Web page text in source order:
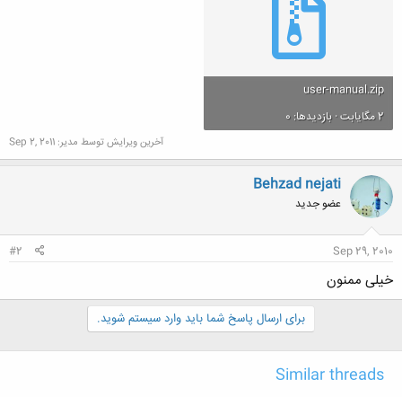
user-manual.zip
2 مگایابت · بازدیدها: 0
آخرین ویرایش توسط مدیر: Sep 2, 2011
Behzad nejati
عضو جدید
Sep 29, 2010
#2
خیلی ممنون
برای ارسال پاسخ شما باید وارد سیستم شوید.
Similar threads